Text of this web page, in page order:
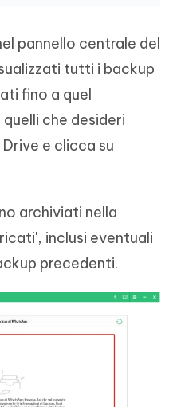
pannello centrale del
tutti i backup
fino a quel
che desideri
e clicca su
archiviati nella
inclusi eventuali
precedenti.